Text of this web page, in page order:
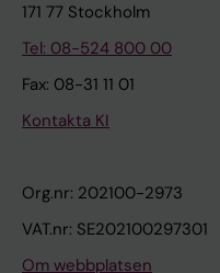
171 77 Stockholm
Tel: 08-524 800 00
Fax: 08-31 11 01
Kontakta KI
Org.nr: 202100-2973
VAT.nr: SE202100297301
Om webbplatsen